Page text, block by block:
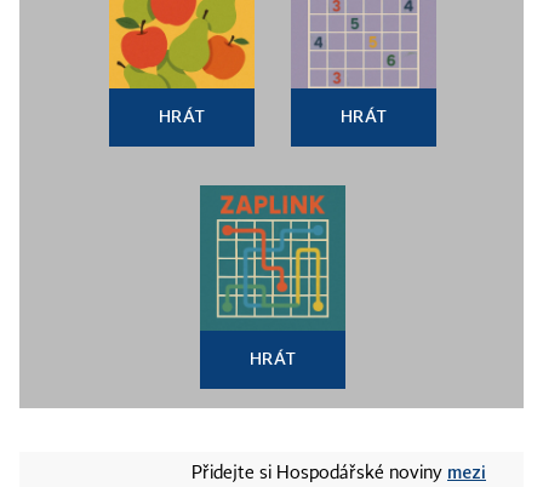
HRÁT HRÁT
HRÁT
Přidejte si Hospodářské noviny mezi